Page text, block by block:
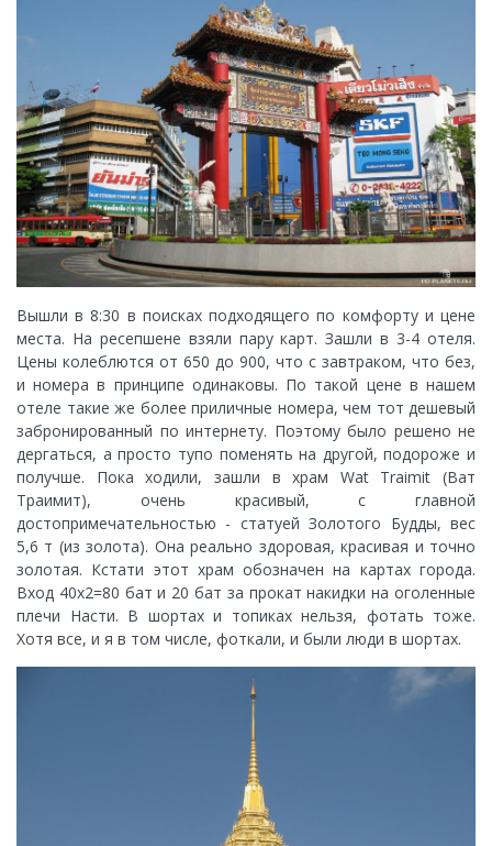
Вышли в 8:30 в поисках подходящего по комфорту и цене
места. На ресепшене взяли пару карт. Зашли в 3-4 отеля.
Цены колеблются от 650 до 900, что с завтраком, что без,
и номера в принципе одинаковы. По такой цене в нашем
отеле такие же более приличные номера, чем тот дешевый
забронированный по интернету. Поэтому было решено не
дергаться, а просто тупо поменять на другой, подороже и
получше. Пока ходили, зашли в храм Wat Traimit (Ват
Траимит), очень красивый, с главной
достопримечательностью - статуей Золотого Будды, вес
5,6 т (из золота). Она реально здоровая, красивая и точно
золотая. Кстати этот храм обозначен на картах города.
Вход 40х2=80 бат и 20 бат за прокат накидки на оголенные
плечи Насти. В шортах и топиках нельзя, фотать тоже.
Хотя все, и я в том числе, фоткали, и были люди в шортах.